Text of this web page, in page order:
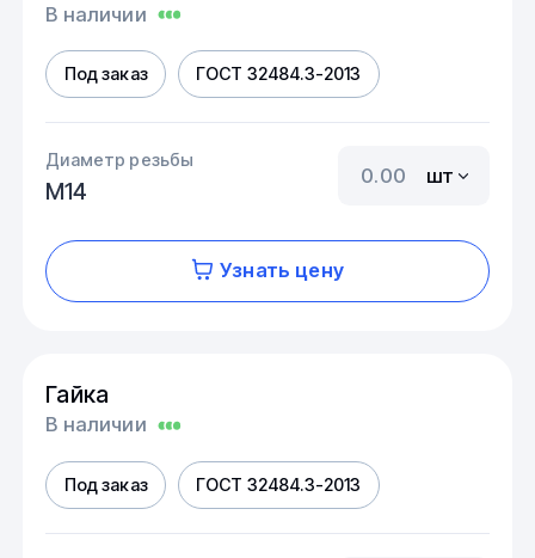
В наличии
Под заказ ГОСТ 32484.3-2013
Диаметр резьбы
М14
шт
Узнать цену
Гайка
В наличии
Под заказ ГОСТ 32484.3-2013